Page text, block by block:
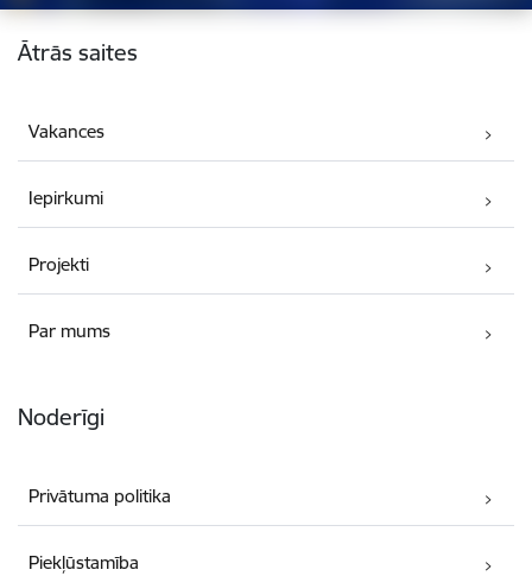
Kājene
Ātrās saites
Vakances
Iepirkumi
Projekti
Par mums
Noderīgi
Privātuma politika
Piekļūstamība